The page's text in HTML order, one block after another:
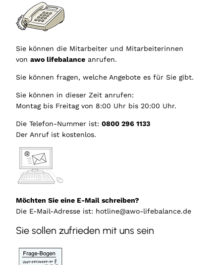
Sie können die Mitarbeiter und Mitarbeiterinnen
von awo lifebalance anrufen.
Sie können fragen, welche Angebote es für Sie gibt.
Sie können in dieser Zeit anrufen:
Montag bis Freitag von 8:00 Uhr bis 20:00 Uhr.
Die Telefon-Nummer ist: 0800 296 1133
Der Anruf ist kostenlos.
Möchten Sie eine E-Mail schreiben?
Die E-Mail-Adresse ist: hotline@awo-lifebalance.de
Sie sollen zufrieden mit uns sein